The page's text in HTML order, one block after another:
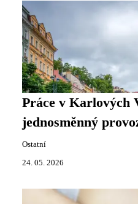
Práce v Karlových
jednosměnný
Ostatní
24. 05. 2026